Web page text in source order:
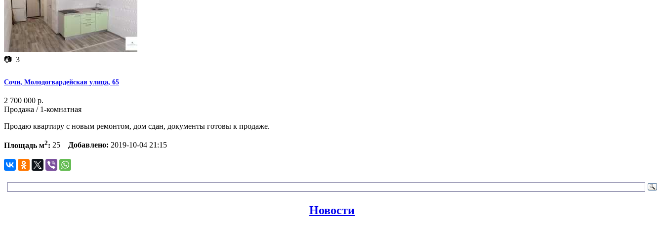
📷 3
Сочи, Молодогвардейская улица, 65
2 700 000 р.
Продажа / 1-комнатная
Продаю квартиру с новым ремонтом, дом сдан, документы готовы к продаже.
Площадь м2: 25 Добавлено: 2019-10-04 21:15
Новости